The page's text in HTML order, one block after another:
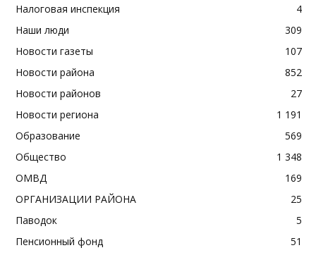
Налоговая инспекция
4
Наши люди
309
Новости газеты
107
Новости района
852
Новости районов
27
Новости региона
1 191
Образование
569
Общество
1 348
ОМВД
169
ОРГАНИЗАЦИИ РАЙОНА
25
Паводок
5
Пенсионный фонд
51